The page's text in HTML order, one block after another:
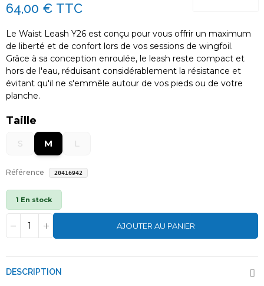
64,00 € TTC
Le Waist Leash Y26 est conçu pour vous offrir un maximum
de liberté et de confort lors de vos sessions de wingfoil.
Grâce à sa conception enroulée, le leash reste compact et
hors de l'eau, réduisant considérablement la résistance et
évitant qu'il ne s'emmêle autour de vos pieds ou de votre
planche.
Taille
S M L
Référence 20416942
1 En stock
AJOUTER AU PANIER
DESCRIPTION